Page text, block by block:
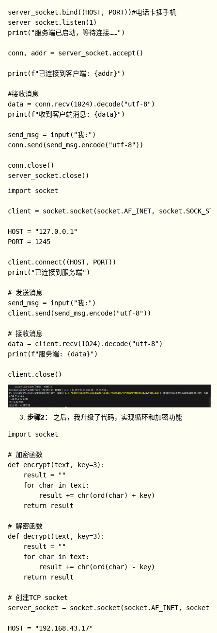
server_socket.bind((HOST, PORT))#电话卡插手机
server_socket.listen(1)
print("服务端已启动，等待连接……")
conn, addr = server_socket.accept()
print(f"已连接到客户端: {addr}")
#接收消息
data = conn.recv(1024).decode("utf-8")
print(f"收到客户端消息: {data}")
send_msg = input("我:")
conn.send(send_msg.encode("utf-8"))
conn.close()
import socket
client = socket.socket(socket.AF_INET,
HOST = "127.0.0.1"
PORT = 1245
client.connect((HOST, PORT))
print("已连接到服务端")
# 发送消息
send_msg = input("我:")
client.send(send_msg.encode("utf-8"))
# 接收消息
data = client.recv(1024).decode("utf-8")
print(f"服务端: {data}")
步骤2： 之后，我升级了代码，实现循环和加密功能
import socket
# 加密函数
def encrypt(text, key=3):
    result = ""
    for char in text:
        result += chr(ord(char) + key)
    return result
# 解密函数
def decrypt(text, key=3):
    result = ""
    for char in text:
        result += chr(ord(char) - key)
    return result
# 创建TCP socket
server_socket = socket.socket(socket.AF_INET,
HOST = "192.168.43.17"